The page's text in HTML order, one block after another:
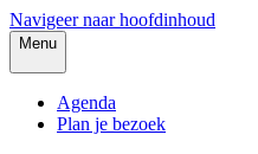
Navigeer naar hoofdinhoud
Menu
Agenda
Plan je bezoek